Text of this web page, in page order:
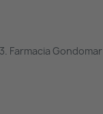
Farmacia Gondomar